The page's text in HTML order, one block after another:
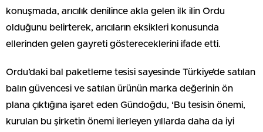
konuşmada, arıcılık denilince akla gelen ilk ilin Ordu
olduğunu belirterek, arıcıların eksikleri konusunda
ellerinden gelen gayreti göstereceklerini ifade etti.
Ordu’daki bal paketleme tesisi sayesinde Türkiye’de satılan
balın güvencesi ve satılan ürünün marka değerinin ön
plana çıktığına işaret eden Gündoğdu, ‘Bu tesisin önemi,
kurulan bu şirketin önemi ilerleyen yıllarda daha da iyi